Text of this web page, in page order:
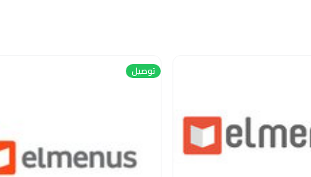
توصيل